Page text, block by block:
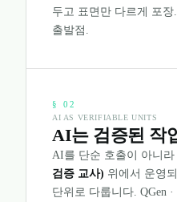
두고 표면만 다르게 포장.
출발점.
§ 02
AI AS VERIFIABLE UNITS
AI는 검증된 작
AI를 단순 호출이 아니라
검증 교사) 위에서 운영
단위로 다룹니다. QGen